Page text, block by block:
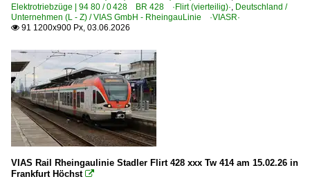
Unternehmen (A - K)
Erfurter Bahn GmbH ·EB·EIB·
Elektrotriebzüge | 94 80 / 0 428 BR 428 ·Flirt (vierteilig)·, Deutschland /
Unternehmen (L - Z) / VIAS GmbH - RheingauLinie ·VIASR·
 91 1200x900 Px, 03.06.2026
VIAS Rail Rheingaulinie Stadler Flirt 428 xxx Tw 414 am 15.02.26 in
Frankfurt Höchst 